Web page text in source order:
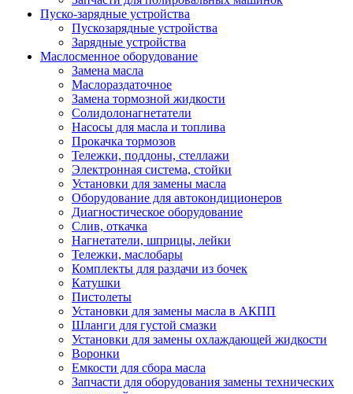
Пуско-зарядные устройства
Пускозарядные устройства
Зарядные устройства
Маслосменное оборудование
Замена масла
Маслораздаточное
Замена тормозной жидкости
Солидолонагнетатели
Насосы для масла и топлива
Прокачка тормозов
Тележки, поддоны, стеллажи
Электронная система, стойки
Установки для замены масла
Оборудование для автокондиционеров
Диагностическое оборудование
Слив, откачка
Нагнетатели, шприцы, лейки
Тележки, маслобары
Комплекты для раздачи из бочек
Катушки
Пистолеты
Установки для замены масла в АКПП
Шланги для густой смазки
Установки для замены охлаждающей жидкости
Воронки
Емкости для сбора масла
Запчасти для оборудования замены технических